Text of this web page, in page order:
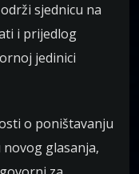
sjednicu na
i prijedlog
jedinici
o poništavanju
glasanja,